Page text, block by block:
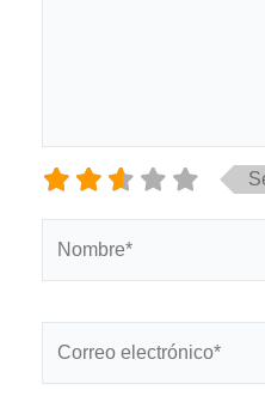
electrónico*